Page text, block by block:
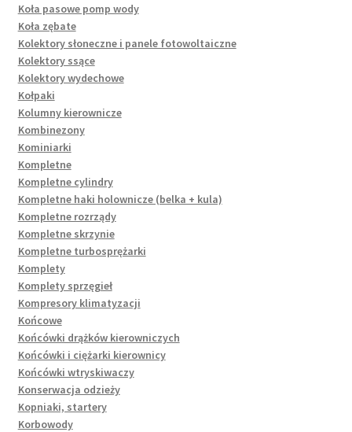
Koła pasowe pomp wody
Koła zębate
Kolektory słoneczne i panele fotowoltaiczne
Kolektory ssące
Kolektory wydechowe
Kołpaki
Kolumny kierownicze
Kombinezony
Kominiarki
Kompletne
Kompletne cylindry
Kompletne haki holownicze (belka + kula)
Kompletne rozrządy
Kompletne skrzynie
Kompletne turbosprężarki
Komplety
Komplety sprzęgieł
Kompresory klimatyzacji
Końcowe
Końcówki drążków kierowniczych
Końcówki i ciężarki kierownicy
Końcówki wtryskiwaczy
Konserwacja odzieży
Kopniaki, startery
Korbowody